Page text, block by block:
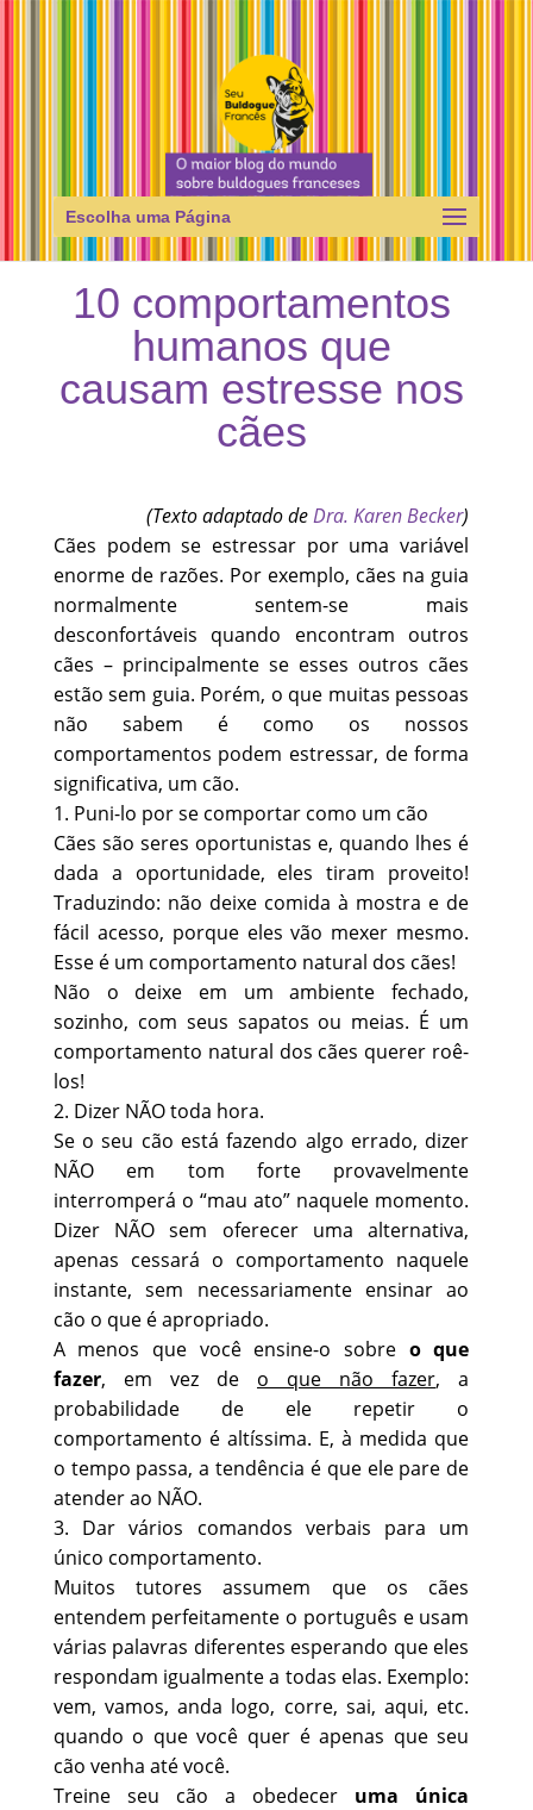
Escolha uma Página
10 comportamentos
humanos que
causam estresse nos
cães
(Texto adaptado deDra. Karen Becker)
Cães podem se estressar por uma variável
enorme de razões. Por exemplo, cães na guia
normalmente sentem-se mais
desconfortáveis quando encontram outros
cães – principalmente se esses outros cães
estão sem guia. Porém, o que muitas pessoas
não sabem é como os nossos
comportamentos podem estressar, de forma
significativa, um cão.
1. Puni-lo por se comportar como um cão
Cães são seres oportunistas e, quando lhes é
dada a oportunidade, eles tiram proveito!
Traduzindo: não deixe comida à mostra e de
fácil acesso, porque eles vão mexer mesmo.
Esse é um comportamento natural dos cães!
Não o deixe em um ambiente fechado,
sozinho, com seus sapatos ou meias. É um
comportamento natural dos cães querer roê-
los!
2. Dizer NÃO toda hora.
Se o seu cão está fazendo algo errado, dizer
NÃO em tom forte provavelmente
interromperá o “mau ato” naquele momento.
Dizer NÃO sem oferecer uma alternativa,
apenas cessará o comportamento naquele
instante, sem necessariamente ensinar ao
cão o que é apropriado.
A menos que você ensine-o sobre o que
fazer, em vez de o que não fazer, a
probabilidade de ele repetir o
comportamento é altíssima. E, à medida que
o tempo passa, a tendência é que ele pare de
atender ao NÃO.
3. Dar vários comandos verbais para um
único comportamento.
Muitos tutores assumem que os cães
entendem perfeitamente o português e usam
várias palavras diferentes esperando que eles
respondam igualmente a todas elas. Exemplo:
vem, vamos, anda logo, corre, sai, aqui, etc.
quando o que você quer é apenas que seu
cão venha até você.
Treine seu cão a obedecer uma única